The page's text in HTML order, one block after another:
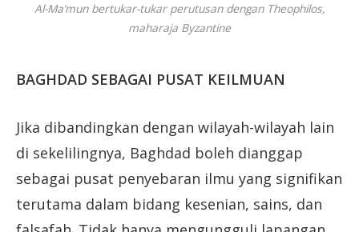
Al-Ma’mun bertukar-tukar perutusan dengan Theophilos,
maharaja Byzantine
BAGHDAD SEBAGAI PUSAT KEILMUAN
Jika dibandingkan dengan wilayah-wilayah lain
di sekelilingnya, Baghdad boleh dianggap
sebagai pusat penyebaran ilmu yang signifikan
terutama dalam bidang kesenian, sains, dan